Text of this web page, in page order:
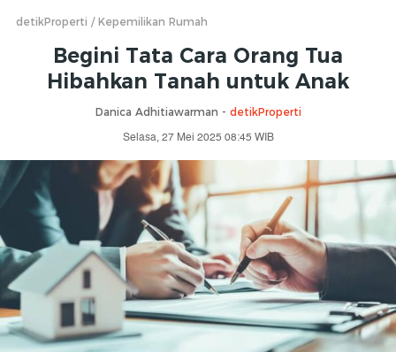
detikProperti Kepemilikan Rumah
Begini Tata Cara Orang Tua
Hibahkan Tanah untuk Anak
Danica Adhitiawarman - detikProperti
Selasa, 27 Mei 2025 08:45 WIB